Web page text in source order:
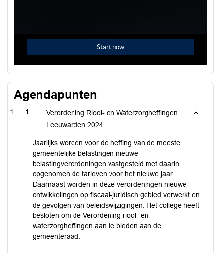
Agendapunten
1
Verordening Riool- en Waterzorgheffingen
Leeuwarden 2024
Jaarlijks worden voor de heffing van de meeste
gemeentelijke belastingen nieuwe
belastingverordeningen vastgesteld met daarin
opgenomen de tarieven voor het nieuwe jaar.
Daarnaast worden in deze verordeningen nieuwe
ontwikkelingen op fiscaal-juridisch gebied verwerkt en
de gevolgen van beleidswijzigingen. Het college heeft
besloten om de Verordening riool- en
waterzorgheffingen aan te bieden aan de
gemeenteraad.